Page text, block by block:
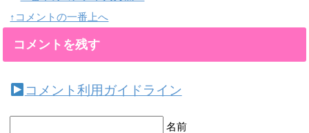
↑コメントの一番上へ
コメントを残す
コメント利用ガイドライン
名前